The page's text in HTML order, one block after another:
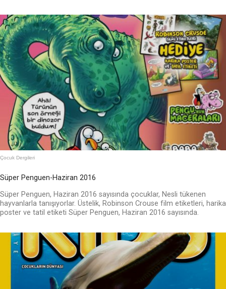
Çocuk Dergileri
Süper Penguen-Haziran 2016
Süper Penguen, Haziran 2016 sayısında çocuklar, Nesli tükenen
hayvanlarla tanışıyorlar. Üstelik, Robinson Crouse film etiketleri, harika
poster ve tatil etiketi Süper Penguen, Haziran 2016 sayısında.